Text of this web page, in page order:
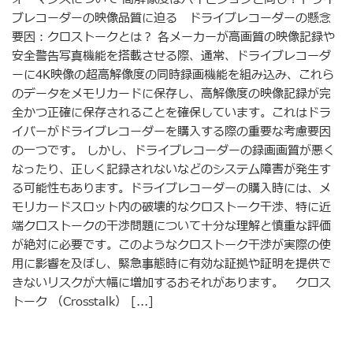
ブレコーダーの映像品質に迫る ドライブレコーダーの懸念
要因：クロストークとは？ 各メーカーが高画質の映像記録や
安全警告写真機能を搭載させる際、通常、ドライブレコーダ
ーに4K映像の超高解像度の同時録画機能を組み込み、これら
のデータをメモリカードに保存し、高解像度の映像記録が完
全かつ正確に保存されることを確保しています。これはドラ
イバーがドライブレコーダーを購入する際の重要な考慮要因
の一つです。 しかし、ドライブレコーダーの録画画質が悪く
なったり、正しく記録されないなどのシステム障害が発生す
る可能性もあります。ドライブレコーダーの購入時には、メ
モリカードスロット内の破壊的なクロストーク干渉、特に近
端クロストークの干渉問題について十分な理解と慎重な評価
が絶対に必要です。このようなクロストーク干渉が実際の使
用に影響を及ぼし、緊急事態時に有効な証拠や証明を提供で
きないリスクが大幅に増加するおそれがあります。 クロス
トーク （Crosstalk） [...]